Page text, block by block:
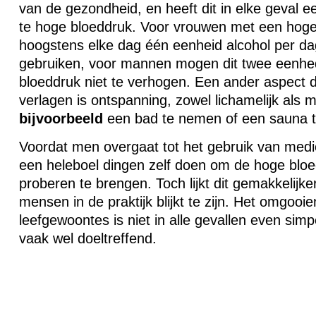
van de gezondheid, en heeft dit in elke geval
te hoge bloeddruk. Voor vrouwen met een
hoogstens elke dag één eenheid alcohol per
gebruiken, voor mannen mogen dit twee
bloeddruk niet te verhogen. Een ander aspect
verlagen is ontspanning, zowel lichamelijk als
bijvoorbeeld een bad te nemen of een sauna
Voordat men overgaat tot het gebruik van
een heleboel dingen zelf doen om de hoge
proberen te brengen. Toch lijkt dit
mensen in de praktijk blijkt te zijn. Het
leefgewoontes is niet in alle gevallen even
vaak wel doeltreffend.